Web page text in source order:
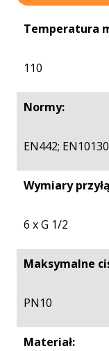
Temperatura
110
Normy:
EN442; EN10130
Wymiary
6 x G 1/2
Maksymalne
PN10
Materiał: